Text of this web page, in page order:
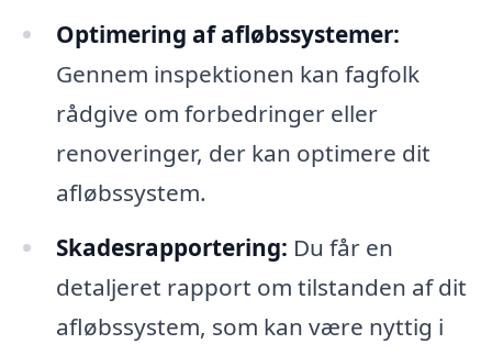
Optimering af afløbssystemer:
Gennem inspektionen kan fagfolk
rådgive om forbedringer eller
renoveringer, der kan optimere dit
afløbssystem.
Skadesrapportering: Du får en
detaljeret rapport om tilstanden af dit
afløbssystem, som kan være nyttig i